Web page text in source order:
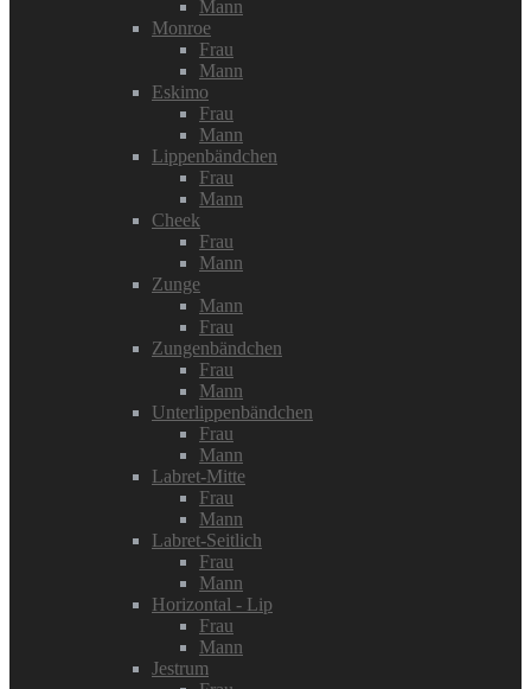
Mann
Monroe
Frau
Mann
Eskimo
Frau
Mann
Lippenbändchen
Frau
Mann
Cheek
Frau
Mann
Zunge
Mann
Frau
Zungenbändchen
Frau
Mann
Unterlippenbändchen
Frau
Mann
Labret-Mitte
Frau
Mann
Labret-Seitlich
Frau
Mann
Horizontal - Lip
Frau
Mann
Jestrum